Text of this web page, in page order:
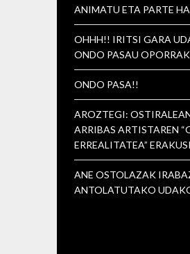
ANIMATU ETA PARTE
OHHH!! IRITSI GARA
ONDO PASAU
ONDO PASA!!
AROZTEGI:
ARRIBAS ARTISTAREN
ERREALITATEA”
ANE OSTOLAZAK
ANTOLATUTAKO